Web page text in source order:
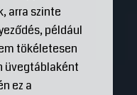
arra szinte
például
tökéletesen
üvegtáblaként
ez a